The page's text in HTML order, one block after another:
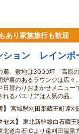
あり家族旅行も歓迎
ション レインボ
麓、敷地は3000坪 高原
炉裏のあるラウンジは広々
日替わりおまかせメニュー
れるパエリアは人気の品。
宮城県刈田郡蔵王町遠
セス
東北新幹線白石蔵
北道白石ICより遠刈田温泉